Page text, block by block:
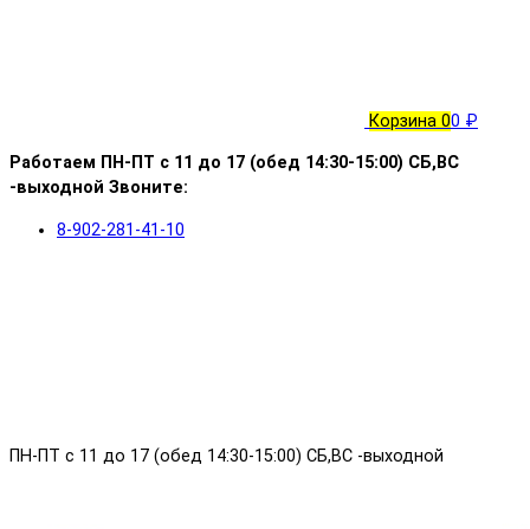
Корзина 00 ₽
Работаем ПН-ПТ с 11 до 17 (обед 14:30-15:00) СБ,ВС
-выходной Звоните:
8-902-281-41-10
ПН-ПТ с 11 до 17 (обед 14:30-15:00) СБ,ВС -выходной